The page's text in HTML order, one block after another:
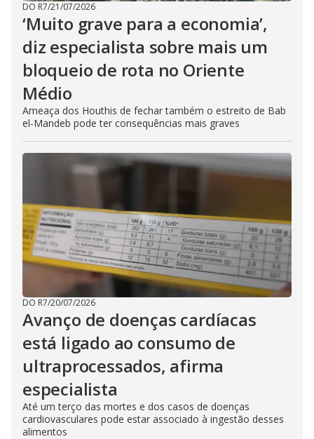
DO R7/21/07/2026
‘Muito grave para a economia’,
diz especialista sobre mais um
bloqueio de rota no Oriente
Médio
Ameaça dos Houthis de fechar também o estreito de Bab
el-Mandeb pode ter consequências mais graves
DO R7/20/07/2026
Avanço de doenças cardíacas
está ligado ao consumo de
ultraprocessados, afirma
especialista
Até um terço das mortes e dos casos de doenças
cardiovasculares pode estar associado à ingestão desses
alimentos